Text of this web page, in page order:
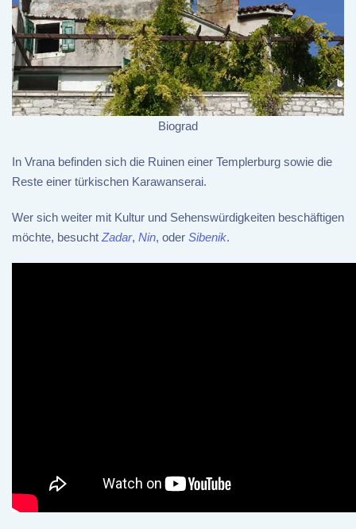
Biograd
In Vrana befinden sich die Ruinen einer Templerburg sowie die
Reste einer türkischen Karawanserai.
Wer sich weiter mit Kultur und Sehenswürdigkeiten beschäftigen
möchte, besucht Zadar, Nin, oder Sibenik.